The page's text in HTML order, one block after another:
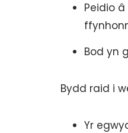
Peidio
Bod yn
Bydd raid i
Yr